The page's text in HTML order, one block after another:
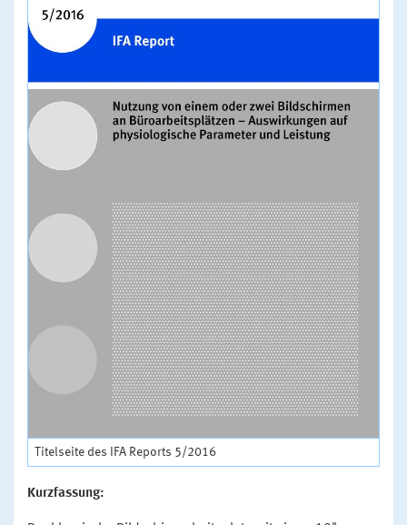
Titelseite des IFA Reports 5/2016
Kurzfassung: